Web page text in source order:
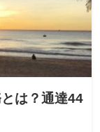
は？通達44